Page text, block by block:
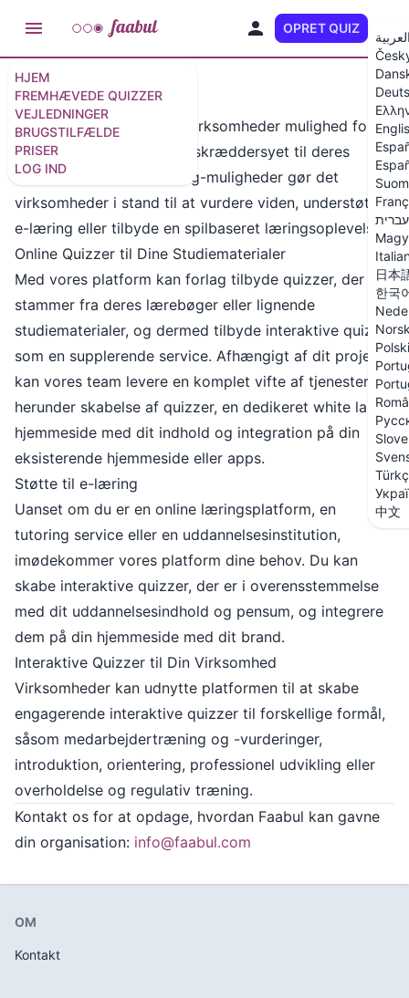
HJEM
FREMHÆVEDE QUIZZER
VEJLEDNINGER
BRUGSTILFÆLDE
PRISER
LOG IND
OPRET QUIZ
עברית
日本
한국
Polski
中文
Integrationer
Faabul-platformen giver virksomheder mulighed for at
skabe interaktive quizzer skræddersyet til deres
behov. Med fulde branding-muligheder gør det
virksomheder i stand til at vurdere viden, understøtte
e-læring eller tilbyde en spilbaseret læringsoplevelse.
Online Quizzer til Dine Studiematerialer
Med vores platform kan forlag tilbyde quizzer, der
stammer fra deres lærebøger eller lignende
studiematerialer, og dermed tilbyde interaktive quizzer
som en supplerende service. Afhængigt af dit projekt
kan vores team levere en komplet vifte af tjenester,
herunder skabelse af quizzer, en dedikeret white label-
hjemmeside med dit indhold og integration på din
eksisterende hjemmeside eller apps.
Støtte til e-læring
Uanset om du er en online læringsplatform, en
tutoring service eller en uddannelsesinstitution,
imødekommer vores platform dine behov. Du kan
skabe interaktive quizzer, der er i overensstemmelse
med dit uddannelsesindhold og pensum, og integrere
dem på din hjemmeside med dit brand.
Interaktive Quizzer til Din Virksomhed
Virksomheder kan udnytte platformen til at skabe
engagerende interaktive quizzer til forskellige formål,
såsom medarbejdertræning og -vurderinger,
introduktion, orientering, professionel udvikling eller
overholdelse og regulativ træning.
Kontakt os for at opdage, hvordan Faabul kan gavne
din organisation: info@faabul.com
OM
Kontakt